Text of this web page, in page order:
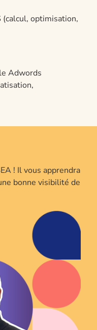
optimisation,
Adwords
! Il vous apprendra
bonne visibilité de